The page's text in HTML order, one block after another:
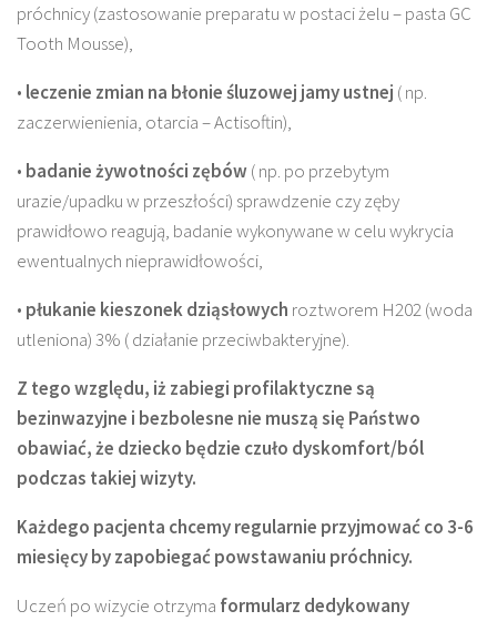
próchnicy (zastosowanie preparatu w postaci żelu – pasta GC
Tooth Mousse),
• leczenie zmian na błonie śluzowej jamy ustnej ( np.
zaczerwienienia, otarcia – Actisoftin),
• badanie żywotności zębów ( np. po przebytym
urazie/upadku w przeszłości) sprawdzenie czy zęby
prawidłowo reagują, badanie wykonywane w celu wykrycia
ewentualnych nieprawidłowości,
• płukanie kieszonek dziąsłowych roztworem H202 (woda
utleniona) 3% ( działanie przeciwbakteryjne).
Z tego względu, iż zabiegi profilaktyczne są
bezinwazyjne i bezbolesne nie muszą się Państwo
obawiać, że dziecko będzie czuło dyskomfort/ból
podczas takiej wizyty.
Każdego pacjenta chcemy regularnie przyjmować co 3-6
miesięcy by zapobiegać powstawaniu próchnicy.
Uczeń po wizycie otrzyma formularz dedykowany